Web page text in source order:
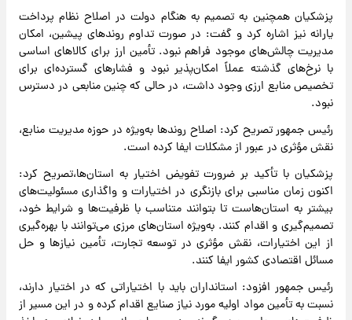
پزشکیان همچنین به تصمیم به هنگام دولت در اصلاح نظام پرداخت
یارانه نیز اشاره کرد و گفت: در صورت تداوم روندهای پیشین، امکان
مدیریت چالش‌های موجود فراهم نبود. تأمین ارز برای کالاهای اساسی
با نرخ‌های گذشته عملاً امکان‌پذیر نبود و فشارهای گسترده‌ای برای
تخصیص منابع ارزی وجود داشت، در حالی که چنین منابعی در دسترس
نبود.
رئیس جمهور تصریح کرد: اصلاح روندها به‌ویژه در حوزه مدیریت منابع،
نقش مؤثری در عبور از مشکلات ایفا کرده است.
پزشکیان با تأکید بر ضرورت تفویض اختیار به استان‌ها،تصریح کرد:
اکنون زمان مناسبی برای بازنگری در اختیارات و واگذاری مسئولیت‌های
بیشتر به استان‌هاست تا بتوانند متناسب با ظرفیت‌ها و شرایط خود،
تصمیم‌گیری و اقدام کنند. به‌ویژه استان‌های مرزی می‌توانند با بهره‌گیری
از این اختیارات، نقش مؤثری در توسعه تجارت، تأمین نیازها و حل
مسائل اقتصادی کشور ایفا کنند.
رئیس جمهور افزود: استانداران باید با اختیاراتی که در اختیار دارند،
نسبت به تأمین مواد اولیه مورد نیاز صنایع اقدام کرده و در این مسیر از